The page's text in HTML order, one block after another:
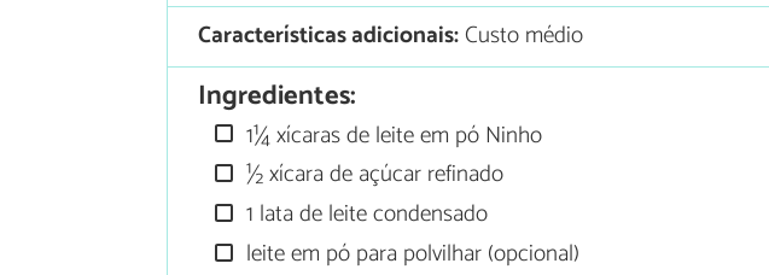
Características adicionais:Custo médio
Ingredientes:
1¼ xícaras de leite em pó Ninho
½ xícara de açúcar refinado
1 lata de leite condensado
leite em pó para polvilhar (opcional)